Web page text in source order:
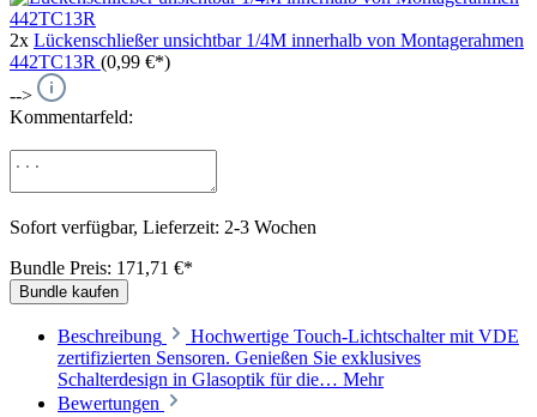
2x Lückenschließer unsichtbar 1/4M innerhalb von Montagerahmen
442TC13R (0,99 €*)
-->
Kommentarfeld:
Sofort verfügbar, Lieferzeit: 2-3 Wochen
Bundle Preis: 171,71 €*
Bundle kaufen
Beschreibung
Hochwertige Touch-Lichtschalter mit VDE
zertifizierten Sensoren. Genießen Sie exklusives
Schalterdesign in Glasoptik für die… Mehr
Bewertungen